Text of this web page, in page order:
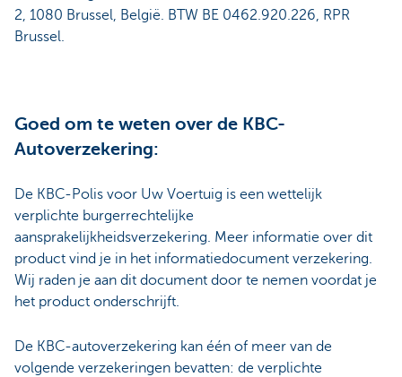
2, 1080 Brussel, België. BTW BE 0462.920.226, RPR
Brussel.
Goed om te weten over de KBC-
Autoverzekering:
De KBC-Polis voor Uw Voertuig is een wettelijk
verplichte burgerrechtelijke
aansprakelijkheidsverzekering. Meer informatie over dit
product vind je in het informatiedocument verzekering.
Wij raden je aan dit document door te nemen voordat je
het product onderschrijft.
De KBC-autoverzekering kan één of meer van de
volgende verzekeringen bevatten: de verplichte